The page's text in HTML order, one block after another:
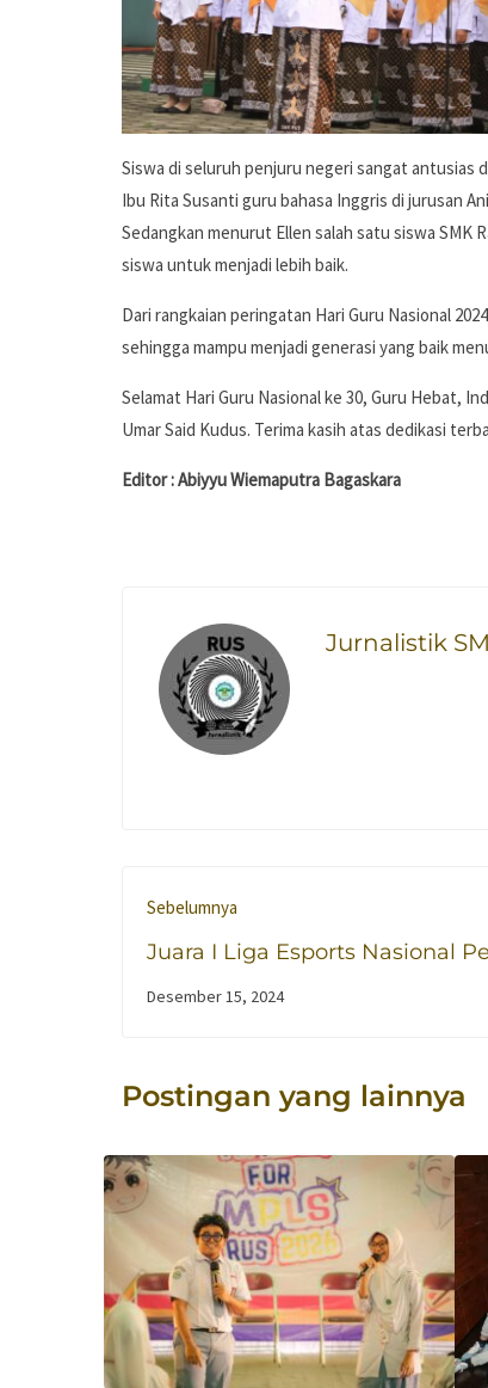
Siswa di seluruh penjuru negeri sangat antusias
Ibu Rita Susanti guru bahasa Inggris di jurusan
Sedangkan menurut Ellen salah satu siswa SMK
siswa untuk menjadi lebih baik.
Dari rangkaian peringatan Hari Guru Nasional
sehingga mampu menjadi generasi yang baik
Selamat Hari Guru Nasional ke 30, Guru Hebat,
Umar Said Kudus. Terima kasih atas dedikasi
Editor : Abiyyu Wiemaputra Bagaskara
Jurnalistik
Sebelumnya
Juara I Liga Esports Nasional
Honor of Kings: Tim SMK Raden
Desember 15, 2024
Postingan yang lainnya